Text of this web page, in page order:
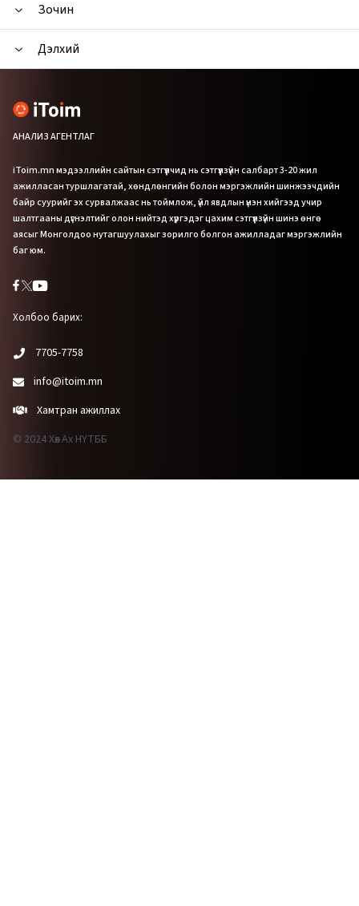
Зочин
Дэлхий
АНАЛИЗ АГЕНТЛАГ
iToim.mn мэдээллийн сайтын сэтгүүлчид нь сэтгүүлзүйн салбарт 3-20 жил
ажилласан туршлагатай, хөндлөнгийн болон мэргэжлийн шинжээчдийн
байр суурийг эх сурвалжаас нь тоймлож, үйл явдлын үнэн хийгээд учир
шалтгааны дүгнэлтийг олон нийтэд хүргэдэг цахим сэтгүүлзүйн шинэ өнгө
аясыг Монголдоо нутагшуулахыг зорилго болгон ажилладаг мэргэжлийн
баг юм.
Холбоо барих:
7705-7758
info@itoim.mn
Хамтран ажиллах
© 2024 Хөх Ах НҮТББ